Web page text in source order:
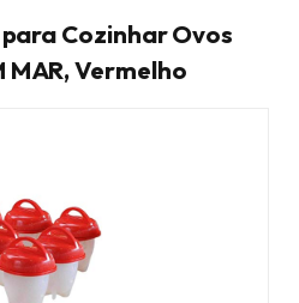
Cozinhar Ovos
MAR, Vermelho